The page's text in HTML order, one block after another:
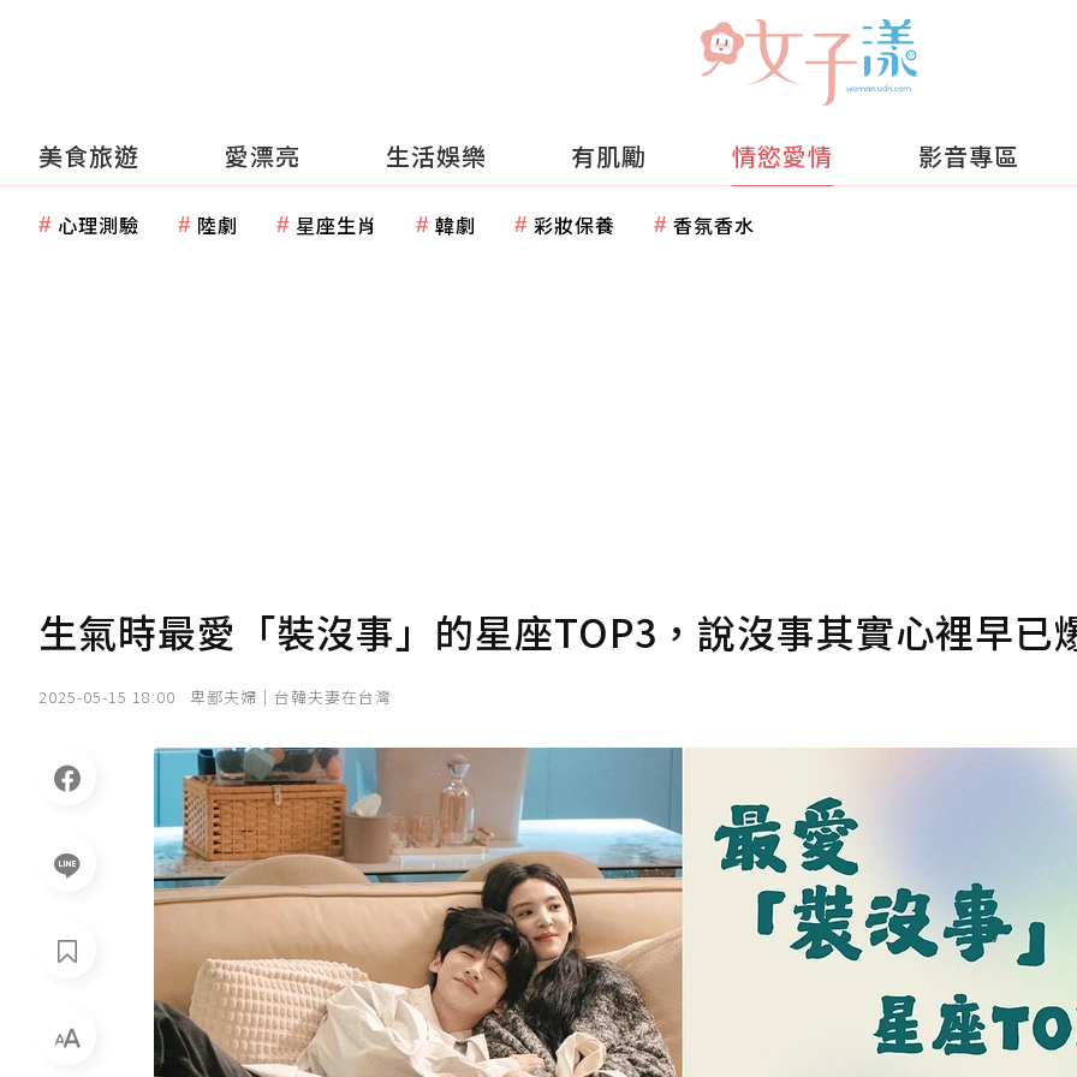
美食旅遊 愛漂亮 生活娛樂 有肌勵 情慾愛情 影音專區
心理測驗 陸劇 星座生肖 韓劇 彩妝保養 香氛香水
生氣時最愛「裝沒事」的星座TOP3，說沒事其實心裡早已
2025-05-15 18:00 卑鄙夫婦｜台韓夫妻在台灣